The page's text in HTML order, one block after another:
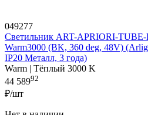
049277
Светильник ART-APRIORI-
Warm3000 (BK, 360 deg, 48V)
IP20 Металл, 3 года)
Warm | Тёплый 3000 K
44 58992
₽/шт